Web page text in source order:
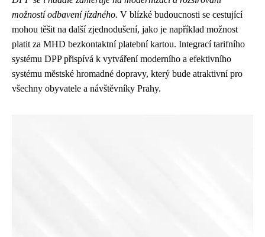
možností odbavení jízdného. V blízké budoucnosti se cestující
mohou těšit na další zjednodušení, jako je například možnost
platit za MHD bezkontaktní platební kartou. Integrací tarifního
systému DPP přispívá k vytváření moderního a efektivního
systému městské hromadné dopravy, který bude atraktivní pro
všechny obyvatele a návštěvníky Prahy.